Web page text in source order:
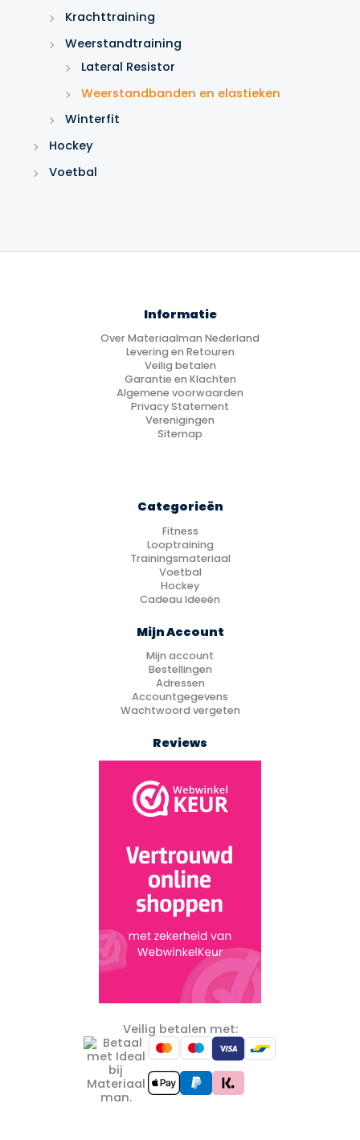
Krachttraining
Weerstandtraining
Lateral Resistor
Weerstandbanden en elastieken
Winterfit
Hockey
Voetbal
Informatie
Over Materiaalman Nederland
Levering en Retouren
Veilig betalen
Garantie en Klachten
Algemene voorwaarden
Privacy Statement
Verenigingen
Sitemap
Categorieën
Fitness
Looptraining
Trainingsmateriaal
Voetbal
Hockey
Cadeau Ideeën
Mijn Account
Mijn account
Bestellingen
Adressen
Accountgegevens
Wachtwoord vergeten
Reviews
Veilig betalen met: